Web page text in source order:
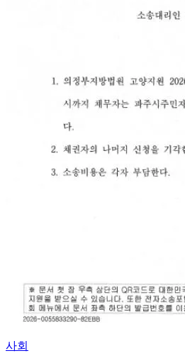
사회